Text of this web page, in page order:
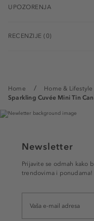
Home Home & Lifestyle
Sparkling Cuvée Mini Tin
UPOZORENJA
RECENZIJE (0)
Newsletter
Prijavite se odmah kako
trendovima i ponudama!